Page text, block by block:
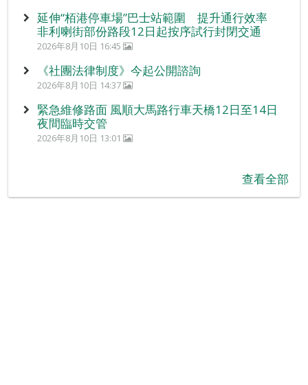
延伸“栢港停車場”巴士站範圍 提升通行效率
非利喇街部份路段12日起按序試行封閉交通
2026年8月10日 16:45
《社團法律制度》今起公開諮詢
2026年8月10日 14:37
緊急維修路面 風順大馬路行車天橋12日至14日
夜間臨時交管
2026年8月10日 13:01
查看全部